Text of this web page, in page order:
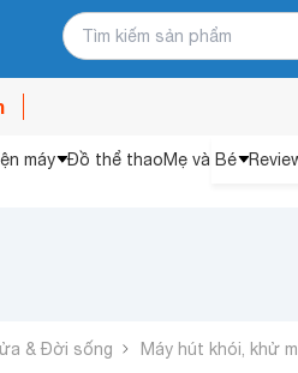
máy Đồ thể thaoMẹ và Bé
& Đời sống Máy hút khói, khử